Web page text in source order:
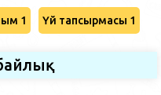
1 Үй тапсырмасы 1